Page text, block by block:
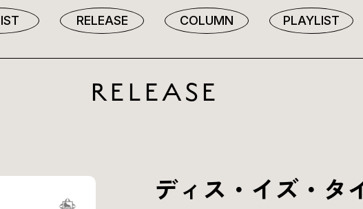
RELEASE COLUMN PLAYLIST
RELEASE
ディス・イズ・タ